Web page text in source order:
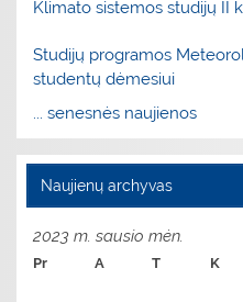
Klimato sistemos studijų II
Studijų programos
studentų dėmesiui
... senesnės naujienos
Naujienų archyvas
2023 m. sausio mėn.
Pr A T K